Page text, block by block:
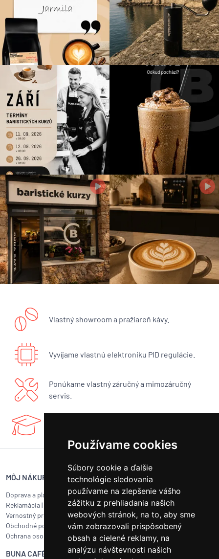
Používame cookies
Súbory cookie a ďalšie
technológie sledovania
používame na zlepšenie vášho
zážitku z prehliadania našich
webových stránok, na to, aby sme
vám zobrazovali prispôsobený
obsah a cielené reklamy, na
analýzu návštevnosti našich
Vlastný showroom a pražiareň kávy.
Vyvíjame vlastnú elektroniku PID regulácie.
Ponúkame vlastný záručný a mimozáručný
servis.
MÔJ NÁKUP
Doprava a platba
Reklamácia|
Vrátenie tovaru
Vernostný program
Obchodné podmienky
Ochrana osobných údajov
SERVIS BUNA CAFÉ
Servis kávovarov všetkých
značiek
Objednať servis
Ako pripraviť balík na prepravu?
Čistenie a údržba
BUNA CAFÉ RÝCHLY KONTAKT